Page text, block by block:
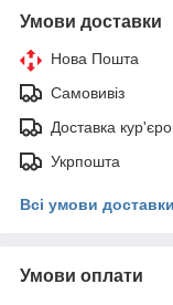
Умови доставки
Нова Пошта
Самовивіз
Доставка
Укрпошта
Всі умови доставки
Умови оплати